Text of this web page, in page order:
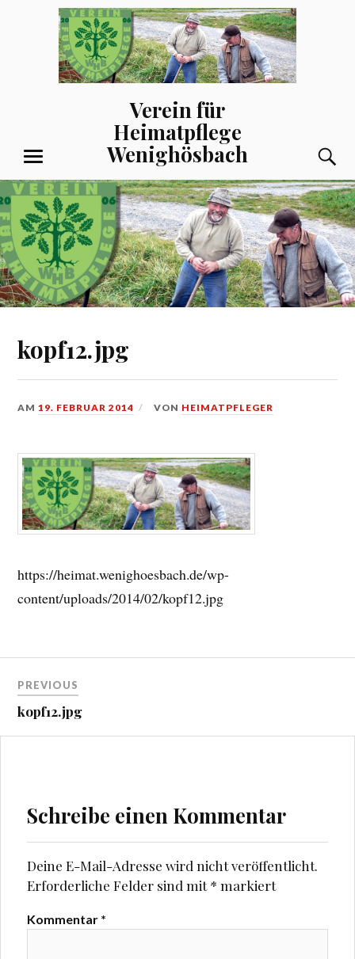
Verein für
Heimatpflege
Wenighösbach
MENÜ
kopf12.jpg
AM19. FEBRUAR 2014 VON HEIMATPFLEGER
https://heimat.wenighoesbach.de/wp-
content/uploads/2014/02/kopf12.jpg
PREVIOUS
kopf12.jpg
Schreibe einen Kommentar
Deine E-Mail-Adresse wird nicht veröffentlicht.
Erforderliche Felder sind mit* markiert
Kommentar *